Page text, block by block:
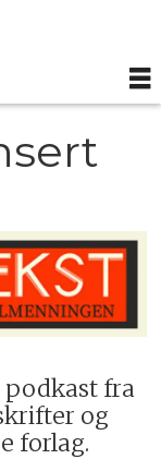
podkast fra
og
forlag.